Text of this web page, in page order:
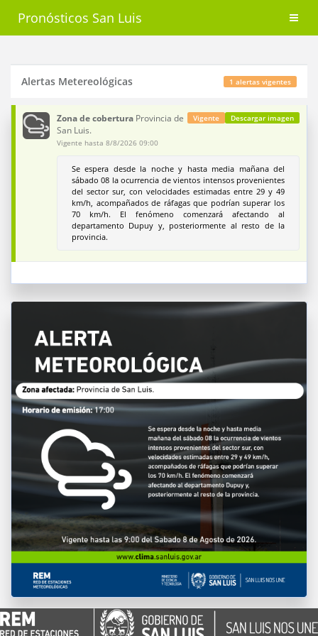
Pronósticos San Luis
Alertas Metereológicas 1 alertas vigentes
Descargar imagen
Vigente
Zona de cobertura Provincia de
San Luis.
Vigente hasta 8/8/2026 09:00
Se espera desde la noche y hasta media mañana del
sábado 08 la ocurrencia de vientos intensos provenientes
del sector sur, con velocidades estimadas entre 29 y 49
km/h, acompañados de ráfagas que podrían superar los
70 km/h. El fenómeno comenzará afectando al
departamento Dupuy y, posteriormente al resto de la
provincia.